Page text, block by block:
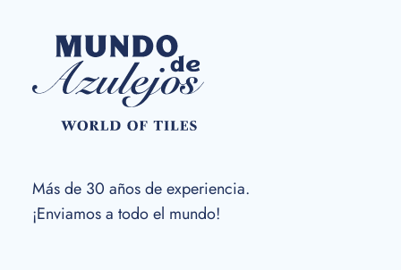
Más de 30 años de experiencia.
¡Enviamos a todo el mundo!